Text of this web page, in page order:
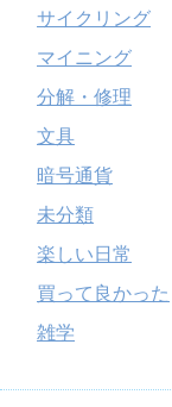
サイクリング
マイニング
分解・修理
文具
暗号通貨
未分類
楽しい日常
買って良かった
雑学